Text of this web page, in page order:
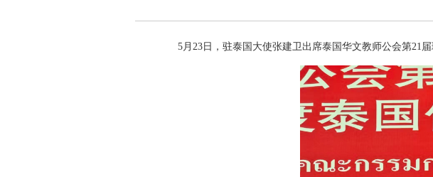
5月23日，驻泰国大使张建卫出席泰国华文教师公会第21